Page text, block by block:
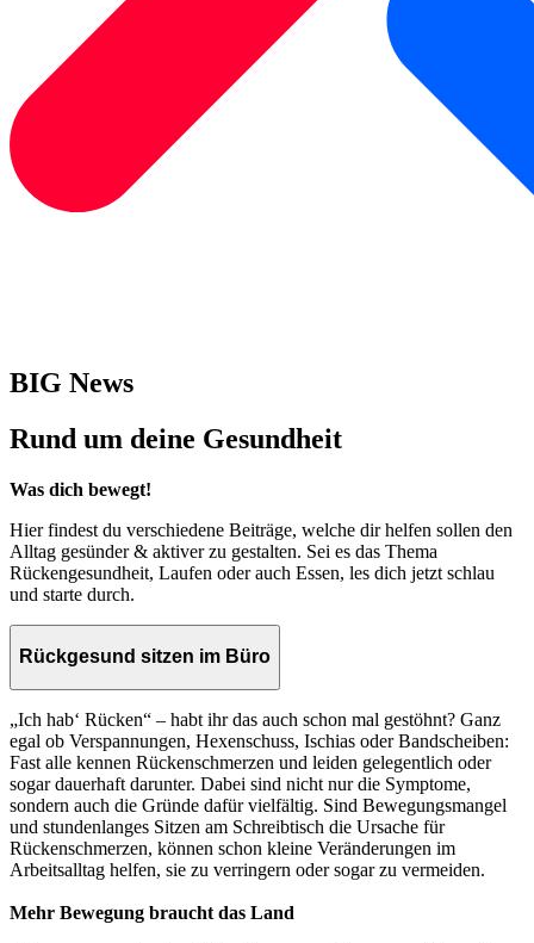
BIG News
Rund um deine Gesundheit
Was dich bewegt!
Hier findest du verschiedene Beiträge, welche dir helfen sollen den
Alltag gesünder & aktiver zu gestalten. Sei es das Thema
Rückengesundheit, Laufen oder auch Essen, les dich jetzt schlau
und starte durch.
Rückgesund sitzen im Büro
„Ich hab‘ Rücken“ – habt ihr das auch schon mal gestöhnt? Ganz
egal ob Verspannungen, Hexenschuss, Ischias oder Bandscheiben:
Fast alle kennen Rückenschmerzen und leiden gelegentlich oder
sogar dauerhaft darunter. Dabei sind nicht nur die Symptome,
sondern auch die Gründe dafür vielfältig. Sind Bewegungsmangel
und stundenlanges Sitzen am Schreibtisch die Ursache für
Rückenschmerzen, können schon kleine Veränderungen im
Arbeitsalltag helfen, sie zu verringern oder sogar zu vermeiden.
Mehr Bewegung braucht das Land